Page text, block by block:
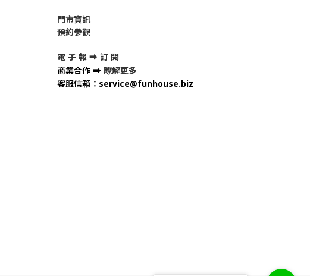
門市資訊
預約參觀
電 子 報 ➡ 訂 閱
商業合作 ➡ 瞭解更多
客服信箱 ： service@funhouse.biz